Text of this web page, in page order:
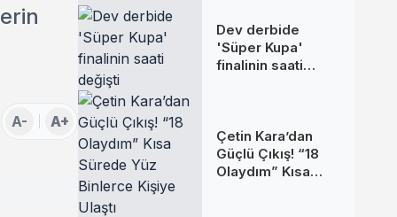
A- A+
Dev derbide
'Süper Kupa'
finalinin saati
Çetin Kara’dan
Güçlü Çıkış! “18
Olaydım” Kısa